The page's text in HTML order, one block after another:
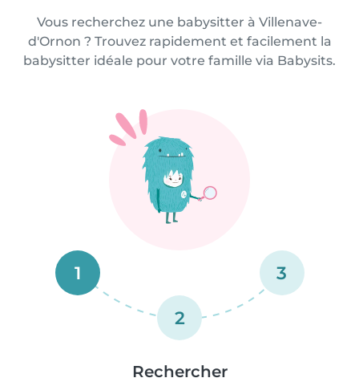
Vous recherchez une babysitter à Villenave-
d'Ornon ? Trouvez rapidement et facilement la
babysitter idéale pour votre famille via Babysits.
1
2
3
Rechercher